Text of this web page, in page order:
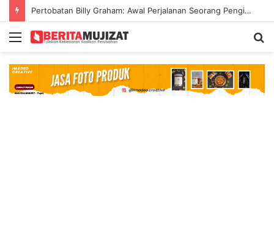
Pertobatan Billy Graham: Awal Perjalanan Seorang Penginjil Dunia
Menu